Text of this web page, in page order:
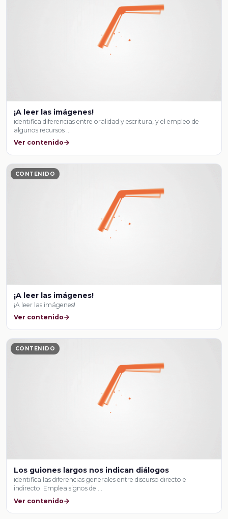
¡A leer las imágenes!
identifica diferencias entre oralidad y escritura, y el empleo de
algunos recursos …
Ver contenido
CONTENIDO
¡A leer las imágenes!
¡A leer las imágenes!
Ver contenido
CONTENIDO
Los guiones largos nos indican diálogos
identifica las diferencias generales entre discurso directo e
indirecto. Emplea signos de …
Ver contenido